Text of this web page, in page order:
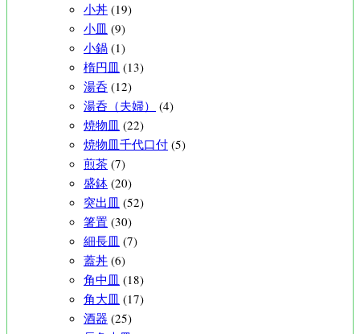
小丼 (19)
小皿 (9)
小鍋 (1)
楕円皿 (13)
湯呑 (12)
湯呑（夫婦）
(4)
焼物皿 (22)
焼物皿千代口付 (5)
煎茶 (7)
盛鉢 (20)
突出皿 (52)
箸置 (30)
細長皿 (7)
蓋丼 (6)
角中皿 (18)
角大皿 (17)
酒器 (25)